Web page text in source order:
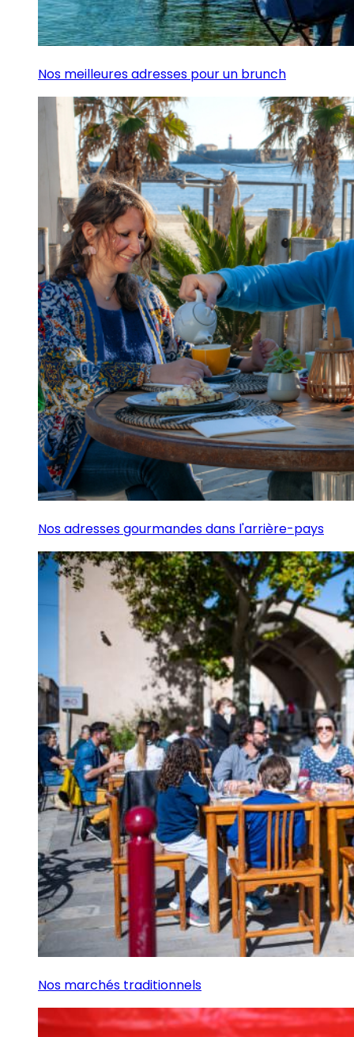
Nos meilleures adresses pour un brunch
Nos adresses gourmandes dans l'arrière-pays
Nos marchés traditionnels